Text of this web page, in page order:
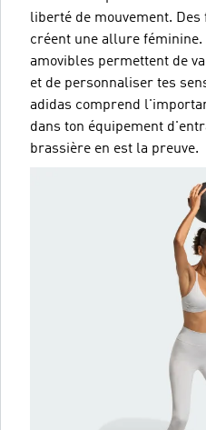
liberté de mouvement.
créent une allure féminine.
amovibles permettent de
et de personnaliser tes
adidas comprend
dans ton équipement
brassière en est la preuve.